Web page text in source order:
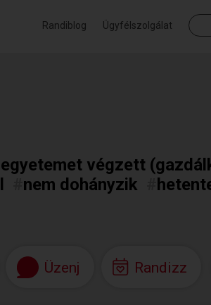
Randiblog Ügyfélszolgálat
egyetemet végzett
nem dohányzik
Üzenj Randizz